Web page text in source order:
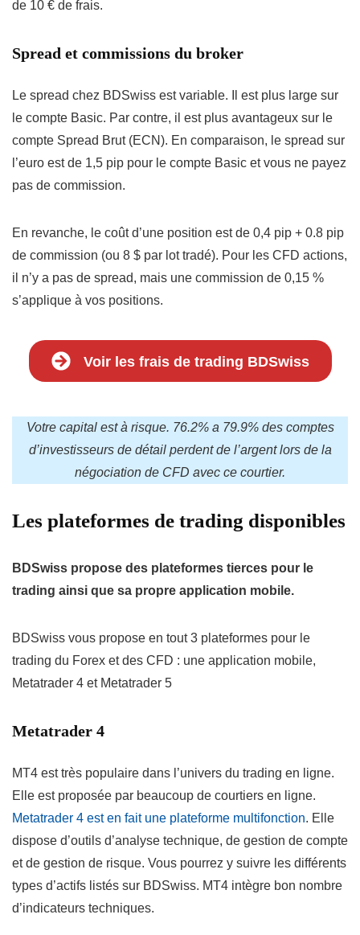
de 10 € de frais.
Spread et commissions du broker
Le spread chez BDSwiss est variable. Il est plus large sur
le compte Basic. Par contre, il est plus avantageux sur le
compte Spread Brut (ECN). En comparaison, le spread sur
l’euro est de 1,5 pip pour le compte Basic et vous ne payez
pas de commission.
En revanche, le coût d’une position est de 0,4 pip + 0.8 pip
de commission (ou 8 $ par lot tradé). Pour les CFD actions,
il n’y a pas de spread, mais une commission de 0,15 %
s’applique à vos positions.
Voir les frais de trading BDSwiss
Votre capital est à risque. 76.2% a 79.9% des comptes
d’investisseurs de détail perdent de l’argent lors de la
négociation de CFD avec ce courtier.
Les plateformes de trading disponibles
BDSwiss propose des plateformes tierces pour le
trading ainsi que sa propre application mobile.
BDSwiss vous propose en tout 3 plateformes pour le
trading du Forex et des CFD : une application mobile,
Metatrader 4 et Metatrader 5
Metatrader 4
MT4 est très populaire dans l’univers du trading en ligne.
Elle est proposée par beaucoup de courtiers en ligne.
Metatrader 4 est en fait une plateforme multifonction. Elle
dispose d’outils d’analyse technique, de gestion de compte
et de gestion de risque. Vous pourrez y suivre les différents
types d’actifs listés sur BDSwiss. MT4 intègre bon nombre
d’indicateurs techniques.